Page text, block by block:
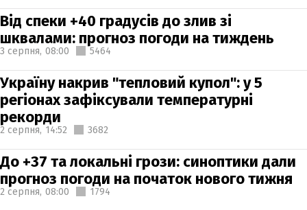
Від спеки +40 градусів до злив зі
шквалами: прогноз погоди на тиждень
3 серпня, 08:00 5464
Україну накрив "тепловий купол": у 5
регіонах зафіксували температурні
рекорди
2 серпня, 14:52 3682
До +37 та локальні грози: синоптики дали
прогноз погоди на початок нового тижня
2 серпня, 08:00 1794